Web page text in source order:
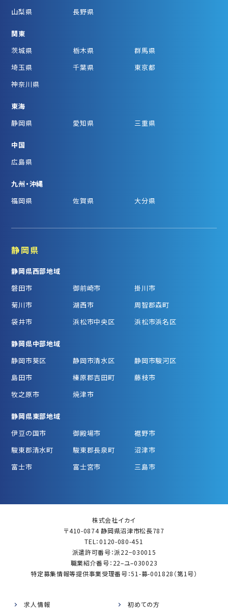
山梨県
長野県
関東
茨城県
栃木県
群馬県
埼玉県
千葉県
東京都
神奈川県
東海
静岡県
愛知県 三重県
中国
広島県
九州・沖縄
福岡県
佐賀県 大分県
静岡県
静岡県西部地域
磐田市
御前崎市
掛川市
菊川市
湖西市
周智郡森町
袋井市
浜松市中央区 浜松市浜名区
静岡県中部地域
静岡市葵区
静岡市清水区
静岡市駿河区
島田市
榛原郡吉田町
藤枝市
牧之原市
焼津市
静岡県東部地域
伊豆の国市
御殿場市
裾野市
駿東郡清水町
駿東郡長泉町
沼津市
富士市
富士宮市 三島市
株式会社イカイ
〒410-0874 静岡県沼津市松長787
TEL：0120-080-451
派遣許可番号：派22−030015
職業紹介番号：22–ユ–030023
特定募集情報等提供事業受理番号：51-募-001828（第1号）
求人情報 初めての方